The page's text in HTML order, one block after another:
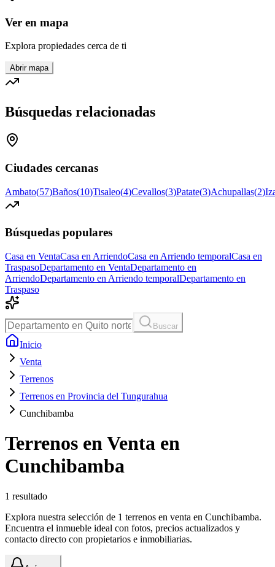
Ver en mapa
Explora propiedades cerca de ti
Abrir mapa
Búsquedas relacionadas
Ciudades cercanas
Ambato(57)Baños(10)Tisaleo(4)Cevallos(3)Patate(3)Achupallas(2)
Búsquedas populares
Casa en VentaCasa en ArriendoCasa en Arriendo temporalCasa en
TraspasoDepartamento en VentaDepartamento en
ArriendoDepartamento en Arriendo temporalDepartamento en
Traspaso
Buscar
Inicio
Venta
Terrenos
Terrenos en Provincia del Tungurahua
Cunchibamba
Terrenos en Venta en
Cunchibamba
1 resultado
Explora nuestra selección de 1 terrenos en venta en Cunchibamba.
Encuentra el inmueble ideal con fotos, precios actualizados y
contacto directo con propietarios e inmobiliarias.